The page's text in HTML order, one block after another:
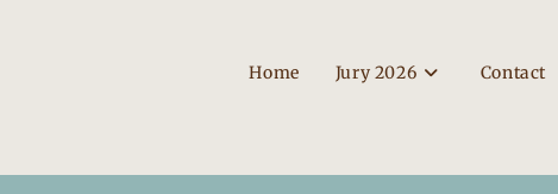
Home Jury 2026 Contact